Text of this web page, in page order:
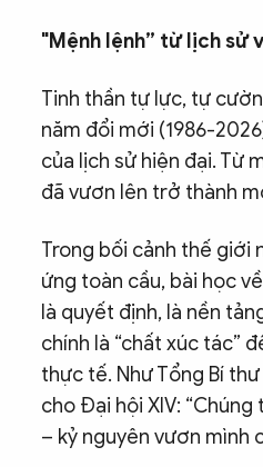
"Mệnh lệnh” từ lịch sử
Tinh thần tự lực, tự
năm đổi mới (1986-
của lịch sử hiện đại. Từ
đã vươn lên trở thành
Trong bối cảnh thế giới
ứng toàn cầu, bài học
là quyết định, là nền
chính là “chất xúc tác”
thực tế. Như Tổng Bí
cho Đại hội XIV:
– kỷ nguyên vươn mình